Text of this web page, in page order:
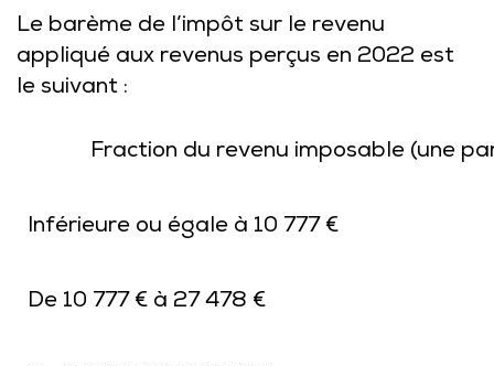
Le barème de l’impôt sur le revenu
appliqué aux revenus perçus en 2022 est
le suivant :
Fraction du revenu imposable (une
Inférieure ou égale à 10 777 €
De 10 777 € à 27 478 €